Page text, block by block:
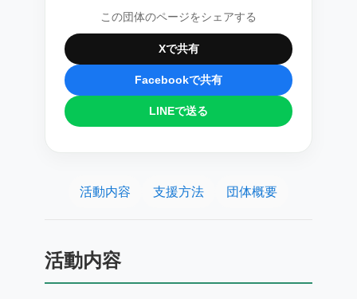
この団体のページをシェアする
Xで共有
Facebookで共有
LINEで送る
活動内容 支援方法 団体概要
活動内容